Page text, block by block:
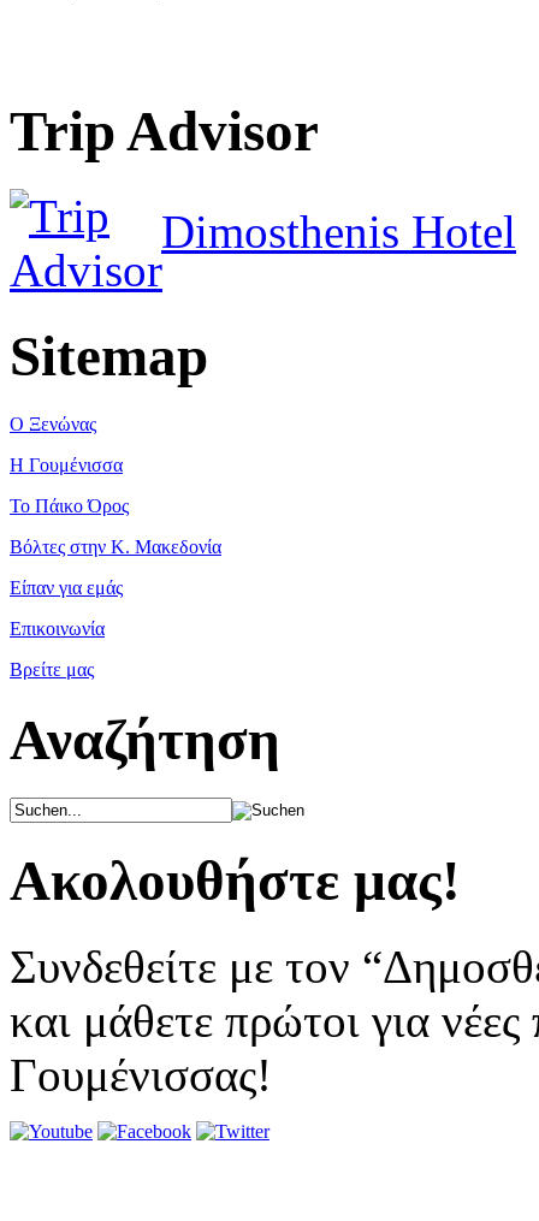
Trip Advisor
Dimosthenis Hotel
Sitemap
Ο Ξενώνας
Η Γουμένισσα
Το Πάικο Όρος
Βόλτες στην Κ. Μακεδονία
Είπαν για εμάς
Επικοινωνία
Βρείτε μας
Αναζήτηση
Ακολουθήστε μας!
Συνδεθείτε με τον
και μάθετε πρώτοι για
Γουμένισσας!